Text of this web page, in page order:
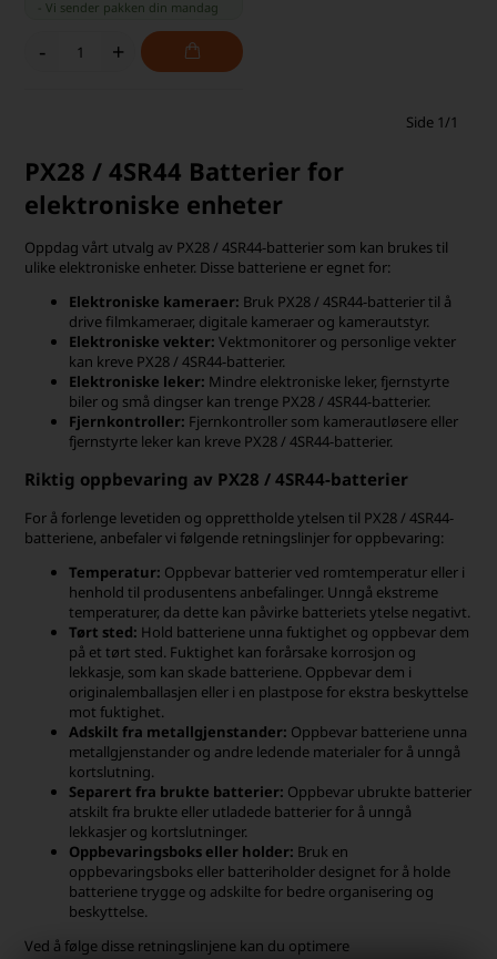
-Vi sender pakken din mandag
- +
Side 1/1
PX28 / 4SR44 Batterier for
elektroniske enheter
Oppdag vårt utvalg av PX28 / 4SR44-batterier som kan brukes til
ulike elektroniske enheter. Disse batteriene er egnet for:
Elektroniske kameraer: Bruk PX28 / 4SR44-batterier til å
drive filmkameraer, digitale kameraer og kamerautstyr.
Elektroniske vekter: Vektmonitorer og personlige vekter
kan kreve PX28 / 4SR44-batterier.
Elektroniske leker: Mindre elektroniske leker, fjernstyrte
biler og små dingser kan trenge PX28 / 4SR44-batterier.
Fjernkontroller: Fjernkontroller som kamerautløsere eller
fjernstyrte leker kan kreve PX28 / 4SR44-batterier.
Riktig oppbevaring av PX28 / 4SR44-batterier
For å forlenge levetiden og opprettholde ytelsen til PX28 / 4SR44-
batteriene, anbefaler vi følgende retningslinjer for oppbevaring:
Temperatur: Oppbevar batterier ved romtemperatur eller i
henhold til produsentens anbefalinger. Unngå ekstreme
temperaturer, da dette kan påvirke batteriets ytelse negativt.
Tørt sted: Hold batteriene unna fuktighet og oppbevar dem
på et tørt sted. Fuktighet kan forårsake korrosjon og
lekkasje, som kan skade batteriene. Oppbevar dem i
originalemballasjen eller i en plastpose for ekstra beskyttelse
mot fuktighet.
Adskilt fra metallgjenstander: Oppbevar batteriene unna
metallgjenstander og andre ledende materialer for å unngå
kortslutning.
Separert fra brukte batterier: Oppbevar ubrukte batterier
atskilt fra brukte eller utladede batterier for å unngå
lekkasjer og kortslutninger.
Oppbevaringsboks eller holder: Bruk en
oppbevaringsboks eller batteriholder designet for å holde
batteriene trygge og adskilte for bedre organisering og
beskyttelse.
Ved å følge disse retningslinjene kan du optimere